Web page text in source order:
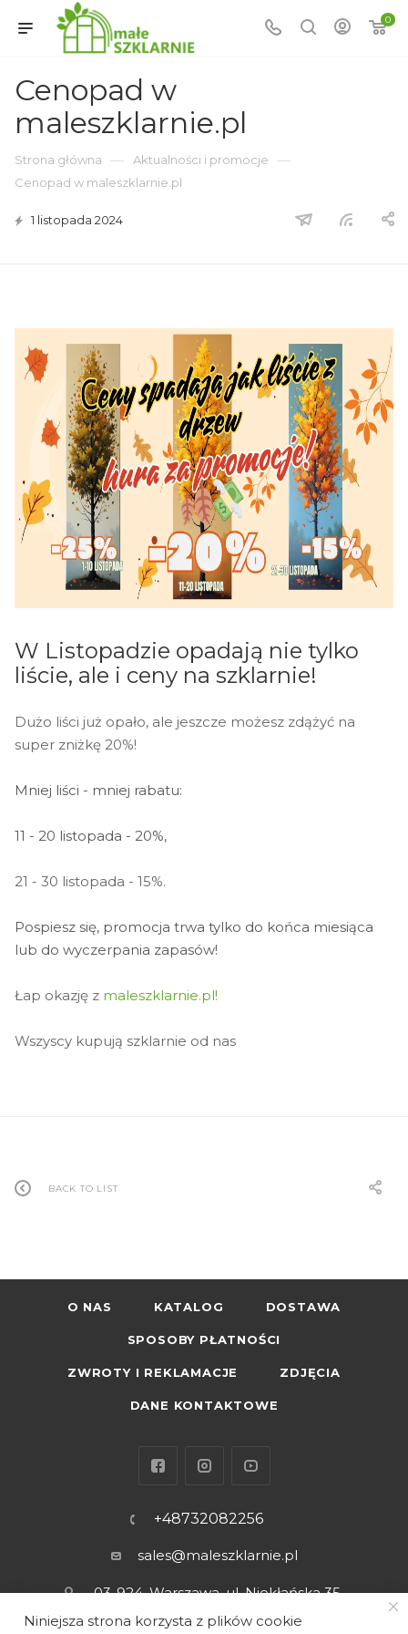
0
Cenopad w
maleszklarnie.pl
Strona główna — Aktualności i promocje —
Cenopad w maleszklarnie.pl
1 listopada 2024
W Listopadzie opadają nie tylko
liście, ale i ceny na szklarnie!
Dużo liści już opało, ale jeszcze możesz zdążyć na
super zniżkę 20%!
Mniej liści - mniej rabatu:
11 - 20 listopada - 20%,
21 - 30 listopada - 15%.
Pospiesz się, promocja trwa tylko do końca miesiąca
lub do wyczerpania zapasów!
Łap okazję z maleszklarnie.pl!
Wszyscy kupują szklarnie od nas
BACK TO LIST
O NAS KATALOG DOSTAWA
SPOSOBY PŁATNOŚCI
ZWROTY I REKLAMACJE ZDJĘCIA
DANE KONTAKTOWE
+48732082256
sales@maleszklarnie.pl
03-924, Warszawa, ul. Niekłańska 35
Niniejsza strona korzysta z plików cookie